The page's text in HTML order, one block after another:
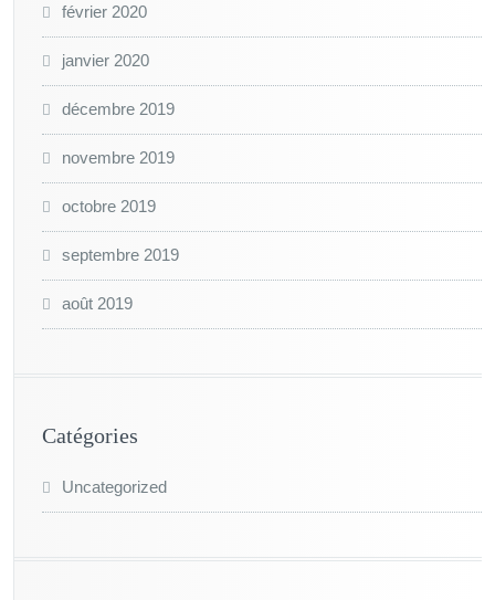
février 2020
janvier 2020
décembre 2019
novembre 2019
octobre 2019
septembre 2019
août 2019
Catégories
Uncategorized